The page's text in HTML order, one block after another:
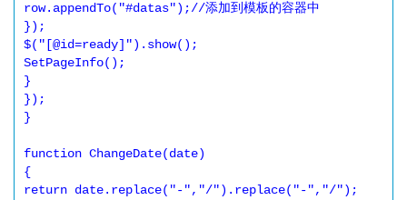
row.appendTo("#datas");//添加到模板的容器中
});
$("[@id=ready]").show();
SetPageInfo();
}
});
}
function ChangeDate(date)
{
return date.replace("-","/").replace("-","/");